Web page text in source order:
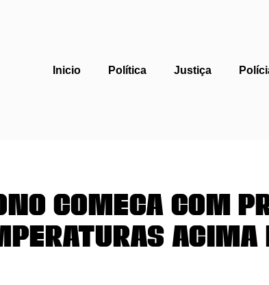
Inicio Política Justiça
começa com
acima